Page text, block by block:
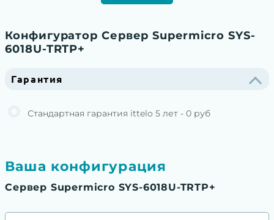
Конфигуратор Сервер Supermicro SYS-
6018U-TRTP+
Гарантия
Стандартная гарантия ittelo 5 лет - 0 руб
Ваша конфигурация
Сервер Supermicro SYS-6018U-TRTP+